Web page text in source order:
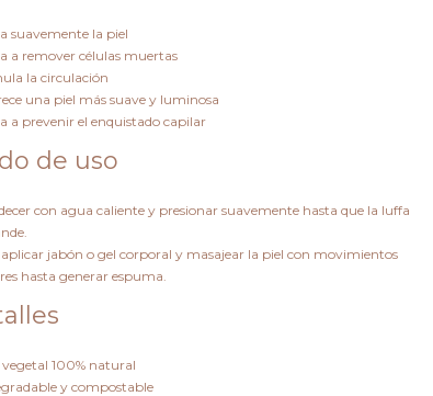
suavemente la piel
a remover células muertas
la circulación
una piel más suave y luminosa
a prevenir el enquistado capilar
de uso
con agua caliente y presionar suavemente hasta que la luffa
jabón o gel corporal y masajear la piel con movimientos
hasta generar espuma.
vegetal 100% natural
y compostable